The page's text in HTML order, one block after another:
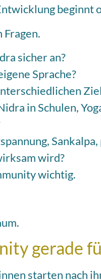
beginnt
Fragen.
sicher an?
Sprache?
in Schulen,
wird?
wichtig.
gerade
starten nach